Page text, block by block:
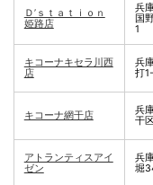
Ｄ’ｓｔａｔｉｏｎ
姫路店
兵
国
1
キコーナキセラ川西
店
兵
打
キコーナ網干店
兵
干
アトランティスアイ
ゼン
兵
堀